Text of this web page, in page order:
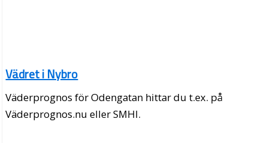
Vädret i Nybro
Väderprognos för Odengatan hittar du t.ex. på
Väderprognos.nu eller SMHI.